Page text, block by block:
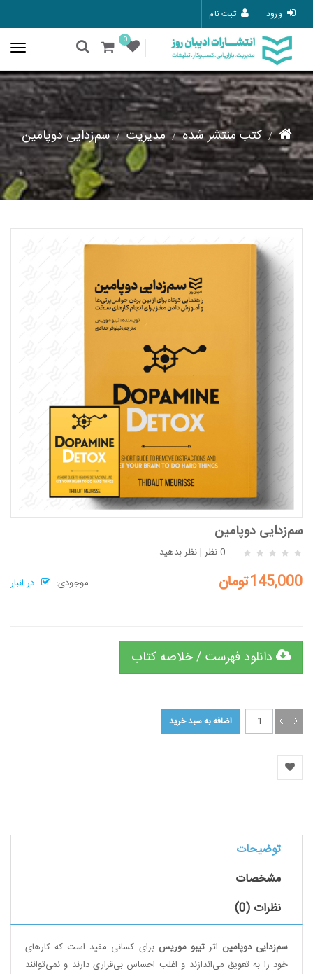
ورود ثبت نام
0
کتب منتشر شده مدیریت سم‌زدایی دوپامین
سم‌زدایی دوپامین
0 نظر |نظر بدهید
موجودی:
در انبار 145,000تومان
دانلود فهرست / خلاصه کتاب
توضیحات
مشخصات
نظرات (0)
سم‌زدایی دوپامین اثرتیبو موریس برای کسانی مفید است که کارهای
خود را به تعویق می‌اندازند و اغلب احساس بی‌قراری دارند و نمی‌توانند